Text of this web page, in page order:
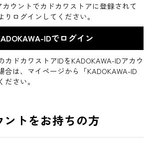
カウントでカドカワストアに登録されて
りログインしてください。
ドカワストアIDをKADOKAWA-IDアカウ
合は、マイページから「KADOKAWA-ID
さい。
ントをお持ちの方